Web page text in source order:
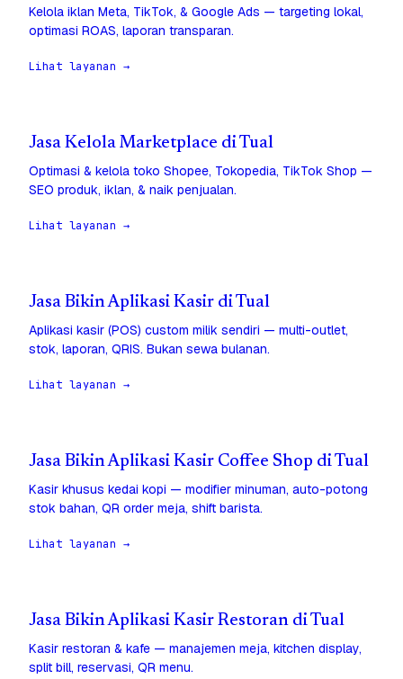
Kelola iklan Meta, TikTok, & Google Ads — targeting lokal,
optimasi ROAS, laporan transparan.
Lihat layanan →
Jasa Kelola Marketplace di Tual
Optimasi & kelola toko Shopee, Tokopedia, TikTok Shop —
SEO produk, iklan, & naik penjualan.
Lihat layanan →
Jasa Bikin Aplikasi Kasir di Tual
Aplikasi kasir (POS) custom milik sendiri — multi-outlet,
stok, laporan, QRIS. Bukan sewa bulanan.
Lihat layanan →
Jasa Bikin Aplikasi Kasir Coffee Shop di Tual
Kasir khusus kedai kopi — modifier minuman, auto-potong
stok bahan, QR order meja, shift barista.
Lihat layanan →
Jasa Bikin Aplikasi Kasir Restoran di Tual
Kasir restoran & kafe — manajemen meja, kitchen display,
split bill, reservasi, QR menu.